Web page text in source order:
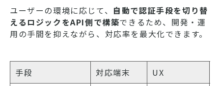
ユーザーの環境に応じて、 自動で認証手段を切り替
えるロジックをAPI側で構築できるため、開発・運
用の手間を抑えながら、対応率を最大化できます。
手段 対応端末 UX